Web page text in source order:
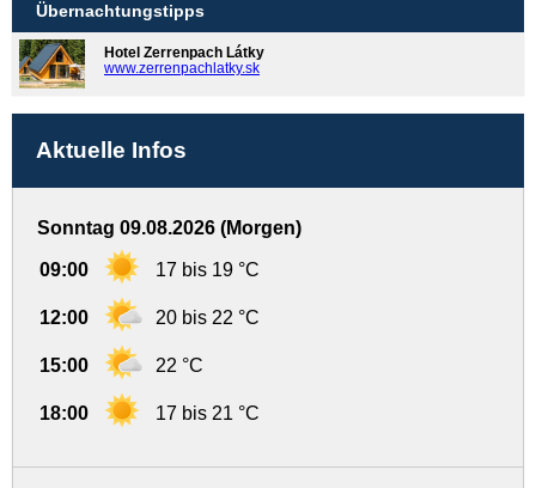
Übernachtungstipps
Hotel Zerrenpach Látky
www.zerrenpachlatky.sk
Aktuelle Infos
Sonntag 09.08.2026 (Morgen)
09:00 17 bis 19 °C
12:00 20 bis 22 °C
15:00 22 °C
18:00 17 bis 21 °C